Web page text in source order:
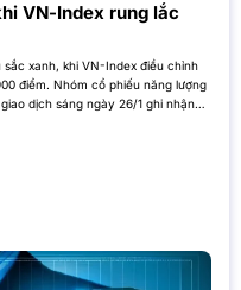
VN-Index rung lắc
xanh, khi VN-Index điều chỉnh
điểm. Nhóm cổ phiếu năng lượng
dịch sáng ngày 26/1 ghi nhận